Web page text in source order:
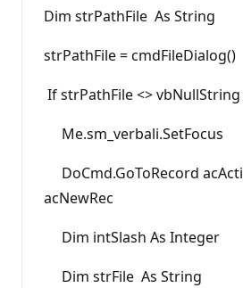
Dim strPathFile As String
strPathFile = cmdFileDialog()
If strPathFile <> vbNullString
Me.sm_verbali.SetFocus
DoCmd.GoToRecord
acNewRec
Dim intSlash As Integer
Dim strFile As String